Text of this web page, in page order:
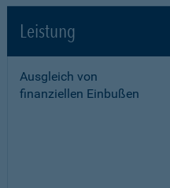
Leistung
Ausgleich von
finanziellen Einbußen